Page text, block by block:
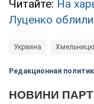
Читайте: На
Луценко
Украина
Редакционная